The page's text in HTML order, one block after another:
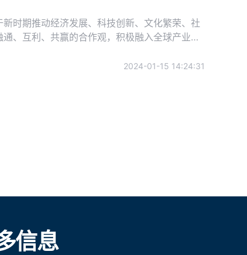
时期推动经济发展、科技创新、文化繁荣、社
、互利、共赢的合作观，积极融入全球产业链
者对中国技术创新发展的贡献和意义。开放原
开发者的见解和实践经验。
2024-01-15 14:24:31
信息